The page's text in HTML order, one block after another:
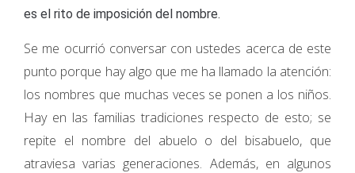
es el rito de imposición del nombre.
Se me ocurrió conversar con ustedes acerca de este
punto porque hay algo que me ha llamado la atención:
los nombres que muchas veces se ponen a los niños.
Hay en las familias tradiciones respecto de esto; se
repite el nombre del abuelo o del bisabuelo, que
atraviesa varias generaciones. Además, en algunos